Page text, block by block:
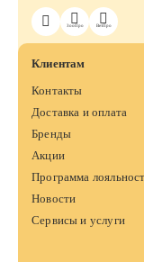
ЗооПро ВетПро
Клиентам
Контакты
Доставка и оплата
Бренды
Акции
Программа
Новости
Сервисы и услуги